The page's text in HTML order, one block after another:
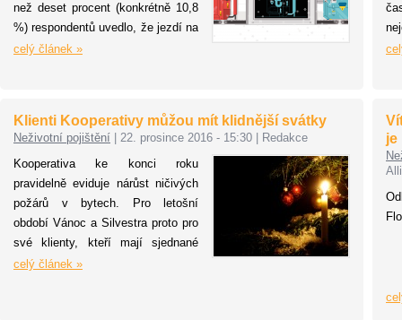
než deset procent (konkrétně 10,8
%) respondentů uvedlo, že jezdí na
hory i k moři. Polovina lidí se do
ČSOB.
celý článek »
v
Klienti Kooperativy můžou mít klidnější svátky
Neživotní pojištění 22. prosince 2016 - 15:30
Redakce
Kooperativa ke konci roku
pravidelně eviduje nárůst ničivých
požárů v bytech. Pro letošní
období Vánoc a Silvestra proto pro
své klienty, kteří mají sjednané
pojištění domácnosti, nemovitosti
celý článek »
je